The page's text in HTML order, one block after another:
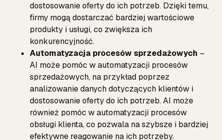
dostosowanie oferty do ich potrzeb. Dzięki temu,
firmy mogą dostarczać bardziej wartościowe
produkty i usługi, co zwiększa ich
konkurencyjność.
Automatyzacja procesów sprzedażowych –
AI może pomóc w automatyzacji procesów
sprzedażowych, na przykład poprzez
analizowanie danych dotyczących klientów i
dostosowanie oferty do ich potrzeb. AI może
również pomóc w automatyzacji procesów
obsługi klienta, co pozwala na szybsze i bardziej
efektywne reagowanie na ich potrzeby.